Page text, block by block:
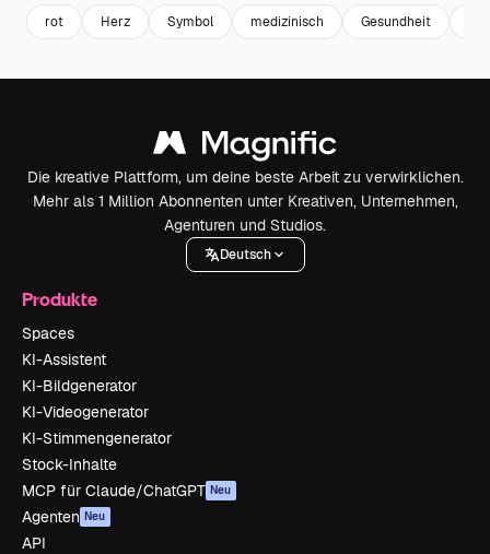
rot Herz Symbol medizinisch Gesundheit
Die kreative Plattform, um deine beste Arbeit zu verwirklichen.
Mehr als 1 Million Abonnenten unter Kreativen, Unternehmen,
Agenturen und Studios.
Deutsch
Produkte
Spaces
KI-Assistent
KI-Bildgenerator
KI-Videogenerator
KI-Stimmengenerator
Stock-Inhalte
MCP für Claude/ChatGPT Neu
Agenten Neu
API